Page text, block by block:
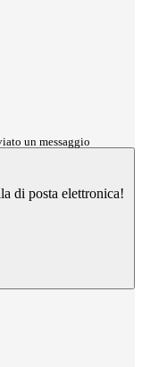
un messaggio
di posta elettronica!